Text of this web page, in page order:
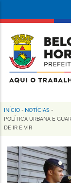
conteúdo
principal
da
Prefeitura
de
Horizonte
Trilha
de
navegação
INÍCIO - NOTÍCIAS -
POLÍTICA URBANA E
DE IR E VIR